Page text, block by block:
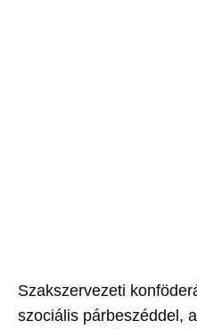
Szakszervezeti
szociális párbeszéddel,